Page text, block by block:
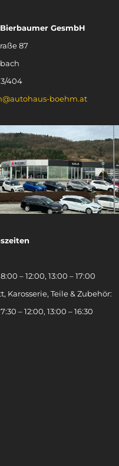
GesmbH
87
404
boehm.at
– 12:00, 13:00 – 17:00
Karosserie, Teile & Zubehör:
– 12:00, 13:00 – 16:30